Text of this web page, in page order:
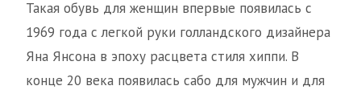
Такая обувь для женщин впервые появилась с
1969 года с легкой руки голландского дизайнера
Яна Янсона в эпоху расцвета стиля хиппи. В
конце 20 века появилась сабо для мужчин и для